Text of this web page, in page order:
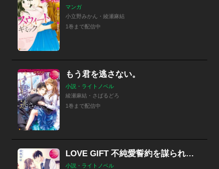
マンガ
小立野みかん・綾瀬麻結
1巻まで配信中
もう君を逃さない。
小説・ライトノベル
綾瀬麻結・さばるどろ
1巻まで配信中
LOVE GIFT 不純愛誓約を謀られまして
小説・ライトノベル